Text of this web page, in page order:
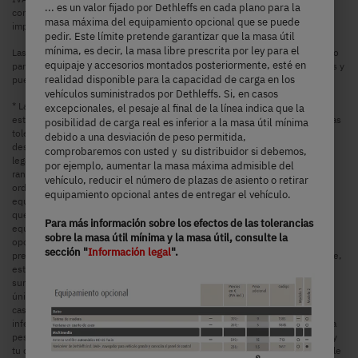
concesionario oficial estará encantado de informarle sobre los precios,
impuestos y tasas aplicables en su país.
Las imágenes, que se muestran en este configurador de vehículos, son sólo
para fines ilustrativos. Pueden proceder de otros modelos o equipamientos y
pueden diferir.
* La masa en orden de marcha indicada hace referencia a un valor estándar
establecido durante el procedimiento de homologación de tipo. Debido a las
tolerancias de fabricación, la masa pesada real en orden de marcha puede
desviarse del valor indicado anteriormente. Se admiten y permiten
legalmente desviaciones de hasta ±5 % de la masa en orden de marcha. El
rango admisible en kilogramos se indica entre paréntesis tras la masa en
orden de marcha. La masa especificada por el fabricante para el
equipamiento opcional equivale a un valor calculado para cada tipo y plano
que Dethleffs utiliza para determinar el peso máximo disponible para el
equipamiento opcional montado de fábrica. La limitación del equipamiento
opcional pretende garantizar que la masa útil mínima, es decir, la masa libre
prescrita por ley para el equipaje y los accesorios montados posteriormente,
esté en realidad disponible en la capacidad de carga de los vehículos
suministrados por Dethleffs. El peso real de su vehículo de fábrica
únicamente puede determinarse cuando se pesa al final de la línea. Si, en
casos excepcionales, el pesaje indica que la posibilidad de carga real es
inferior a la masa útil mínima debido a una desviación de peso permitida y a
pesar de la limitación del equipamiento opcional, comprobaremos contigo y
tu distribuidor si debemos, por ejemplo, aumentar la masa máxima admisible
... es un valor fijado por Dethleffs en cada plano para la
masa máxima del equipamiento opcional que se puede
pedir. Este límite pretende garantizar que la masa útil
mínima, es decir, la masa libre prescrita por ley para el
equipaje y accesorios montados posteriormente, esté en
realidad disponible para la capacidad de carga en los
vehículos suministrados por Dethleffs. Si, en casos
excepcionales, el pesaje al final de la línea indica que la
posibilidad de carga real es inferior a la masa útil mínima
debido a una desviación de peso permitida,
comprobaremos con usted y su distribuidor si debemos,
por ejemplo, aumentar la masa máxima admisible del
vehículo, reducir el número de plazas de asiento o retirar
equipamiento opcional antes de entregar el vehículo.
Para más información sobre los efectos de las tolerancias
sobre la masa útil mínima y la masa útil, consulte la
sección "Información legal".